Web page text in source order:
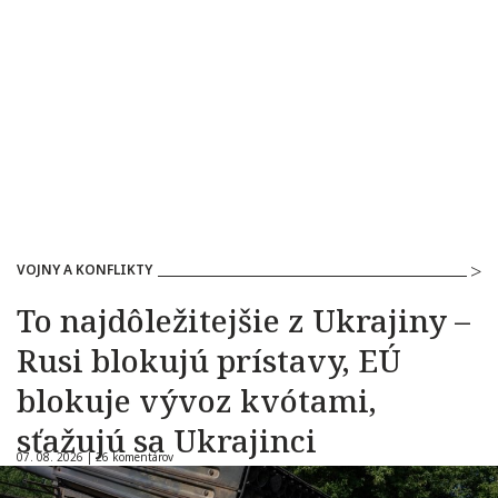
VOJNY A KONFLIKTY
To najdôležitejšie z Ukrajiny –
Rusi blokujú prístavy, EÚ
blokuje vývoz kvótami,
sťažujú sa Ukrajinci
07. 08. 2026 |26 komentárov